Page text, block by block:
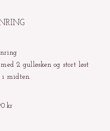
2 gulløsken og stort løst
i midten.
kr